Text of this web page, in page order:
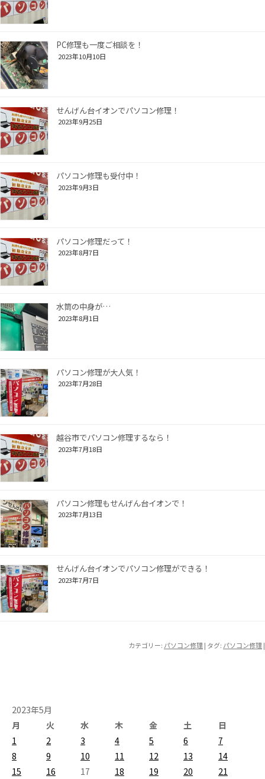
PC修理も一度ご相談を！
2023年10月10日
せんげん台イオンでパソコン修理！
2023年9月25日
パソコン修理も受付中！
2023年9月3日
パソコン修理だって！
2023年8月7日
水筒の中身が…
2023年8月1日
パソコン修理が大人気！
2023年7月28日
越谷市でパソコン修理するなら！
2023年7月18日
パソコン修理もせんげん台イオンで！
2023年7月13日
せんげん台イオンでパソコン修理ができる！
2023年7月7日
カテゴリー: パソコン修理| タグ: パソコン修理|
2023年5月
月
火 水 木 金 土
日
1
2 3 4 5 6
7
8
9 10 11 12 13
14
15
16 17 18 19 20
21